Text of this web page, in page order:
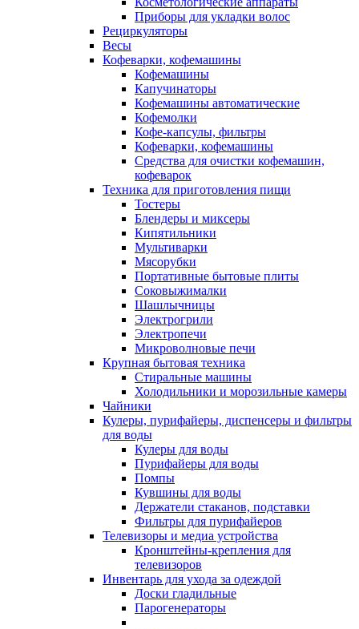
Приборы для укладки волос
Рециркуляторы
Весы
Кофеварки, кофемашины
Кофемашины
Капучинаторы
Кофемашины автоматические
Кофемолки
Кофе-капсулы, фильтры
Кофеварки, кофемашины
Средства для очистки кофемашин,
кофеварок
Техника для приготовления пищи
Тостеры
Блендеры и миксеры
Кипятильники
Мультиварки
Мясорубки
Портативные бытовые плиты
Соковыжималки
Шашлычницы
Электрогрили
Электропечи
Микроволновые печи
Крупная бытовая техника
Стиральные машины
Холодильники и морозильные камеры
Чайники
Кулеры, пурифайеры, диспенсеры и фильтры
для воды
Кулеры для воды
Пурифайеры для воды
Помпы
Кувшины для воды
Держатели стаканов, подставки
Фильтры для пурифайеров
Телевизоры и медиа устройства
Кронштейны-крепления для
телевизоров
Инвентарь для ухода за одеждой
Доски гладильные
Парогенераторы